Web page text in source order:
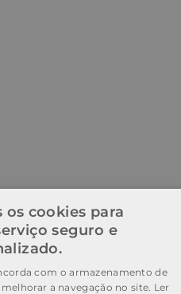
os cookies para
seguro e
com o armazenamento de
a navegação no site. Ler